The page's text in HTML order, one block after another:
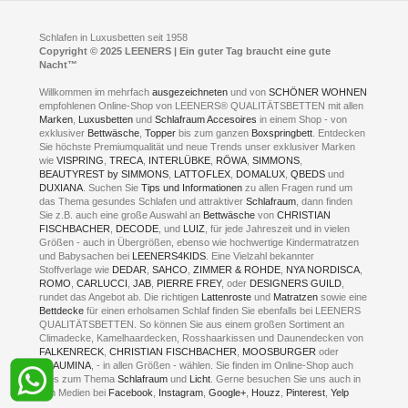
Jobs
Fotoalbum
Kontakt
Neuer Showroom für unsere Onlineartikel.
Kontakt via:WhatsApp
Kontakt via:eMail
mögliche Zeiten für eine Showroom Terminreservierung
MO und DI geschlossen
MI - FR 11 bis 17 Uhr
SA 11 bis 15 Uhr
ONLINEBERATUNG UND
TERMIN- RESERVIERUNG
+49 (0) 2331 408 11
+49 (0) 1633 688 213
Schlafen in Luxusbetten seit 1958
Copyright © 2025 LEENERS | Ein guter Tag braucht eine gute
Nacht™
Willkommen im mehrfachausgezeichnetenund vonSCHÖNER WOHNEN
empfohlenen Online-Shop von LEENERS® QUALITÄTSBETTEN mit allen
Marken Luxusbetten undSchlafraum Accesoires in einem Shop - von
exklusiver Bettwäsche ,Topper bis zum ganzen Boxspringbett . Entdecken
Sie höchste Premiumqualität und neue Trends unser exklusiver Marken
wieVISPRING ,TRECA INTERLÜBKE RÖWA ,SIMMONS
BEAUTYREST by SIMMONS LATTOFLEX DOMALUX ,QBEDS und
DUXIANA . Suchen SieTips und Informationen zu allen Fragen rund um
das Thema gesundes Schlafen und attraktiverSchlafraum , dann finden
Sie z.B. auch eine große Auswahl an Bettwäsche vonCHRISTIAN
FISCHBACHER
DECODE , und LUIZ , für jede Jahreszeit und in vielen
Größen - auch in Übergrößen, ebenso wie hochwertige Kindermatratzen
und Babysachen bei LEENERS4KIDS . Eine Vielzahl bekannter
Stoffverlage wie DEDAR ,SAHCO ,ZIMMER & ROHDE NYA NORDISCA
ROMO ,CARLUCCI ,JAB PIERRE FREY, oder DESIGNERS GUILD
rundet das Angebot ab. Die richtigen Lattenroste und Matratzen sowie eine
Bettdecke für einen erholsamen Schlaf finden Sie ebenfalls bei LEENERS
QUALITÄTSBETTEN. So können Sie aus einem großen Sortiment an
Climadecke, Kamelhaardecken, Rosshaarkissen und Daunendecken von
FALKENRECK ,CHRISTIAN FISCHBACHER MOOSBURGER oder
TRAUMINA , - in allen Größen - wählen. Sie finden im Online-Shop auch
alles zum ThemaSchlafraum und Licht . Gerne besuchen Sie uns auch in
den Medien bei Facebook Instagram ,Google+ Houzz Pinterest ,Yelp